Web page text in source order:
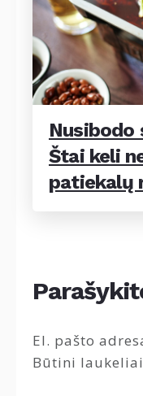
Nusibodo
Štai keli
patiekalų
El. pašto
Būtini